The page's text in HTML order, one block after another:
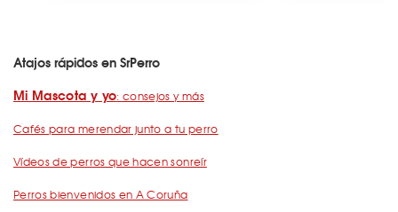
Atajos rápidos en SrPerro
Mi Mascota y yo: consejos y más
Cafés para merendar junto a tu perro
Vídeos de perros que hacen sonreír
Perros bienvenidos en A Coruña